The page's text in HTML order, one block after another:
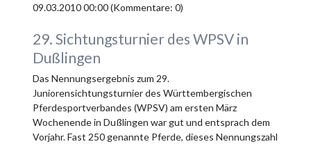
09.03.2010 00:00(Kommentare: 0)
29. Sichtungsturnier des WPSV in
Dußlingen
Das Nennungsergebnis zum 29.
Juniorensichtungsturnier des Württembergischen
Pferdesportverbandes (WPSV) am ersten März
Wochenende in Dußlingen war gut und entsprach dem
Vorjahr. Fast 250 genannte Pferde, dieses Nennungszahl